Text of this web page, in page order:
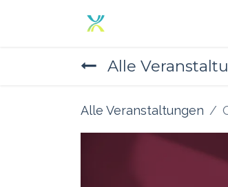
Alle
Alle Veranstaltungen